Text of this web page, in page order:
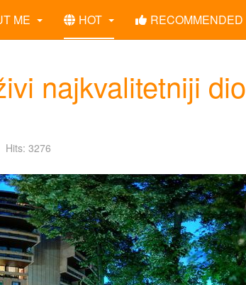
ME HOT RECOMMENDED
najkvalitetniji dio
Hits: 3276